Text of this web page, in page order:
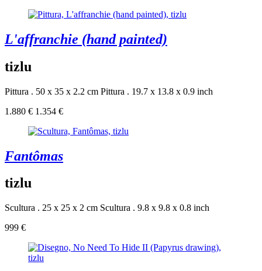
L'affranchie (hand painted)
tizlu
Pittura . 50 x 35 x 2.2 cm Pittura . 19.7 x 13.8 x 0.9 inch
1.880 € 1.354 €
Fantômas
tizlu
Scultura . 25 x 25 x 2 cm Scultura . 9.8 x 9.8 x 0.8 inch
999 €